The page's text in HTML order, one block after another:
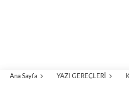
Ana Sayfa YAZI GEREÇLERİ